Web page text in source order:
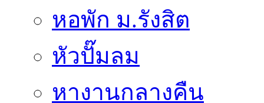
หอพัก ม.รังสิต
หัวปั๊มลม
หางานกลางคืน